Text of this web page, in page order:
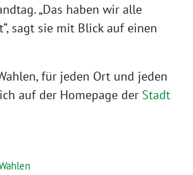
„Das haben wir alle
sagt sie mit Blick auf einen
für jeden Ort und jeden
auf der Homepage der Stadt